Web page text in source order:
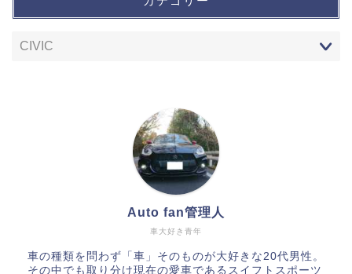
車大好き青年
Auto fan管理人
車の種類を問わず「車」そのものが大好きな20代男性。
その中でも取り分け現在の愛車であるスイフトスポーツ